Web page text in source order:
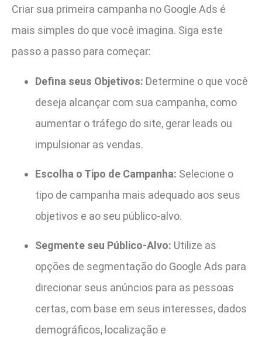
Criar sua primeira campanha no Google Ads é
mais simples do que você imagina. Siga este
passo a passo para começar:
Defina seus Objetivos: Determine o que você
deseja alcançar com sua campanha, como
aumentar o tráfego do site, gerar leads ou
impulsionar as vendas.
Escolha o Tipo de Campanha: Selecione o
tipo de campanha mais adequado aos seus
objetivos e ao seu público-alvo.
Segmente seu Público-Alvo: Utilize as
opções de segmentação do Google Ads para
direcionar seus anúncios para as pessoas
certas, com base em seus interesses, dados
demográficos, localização e